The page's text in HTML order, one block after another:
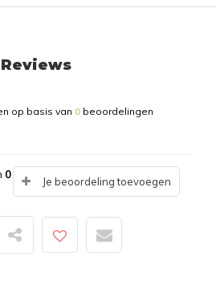
Reviews
op basis van 0 beoordelingen
0
Je beoordeling toevoegen